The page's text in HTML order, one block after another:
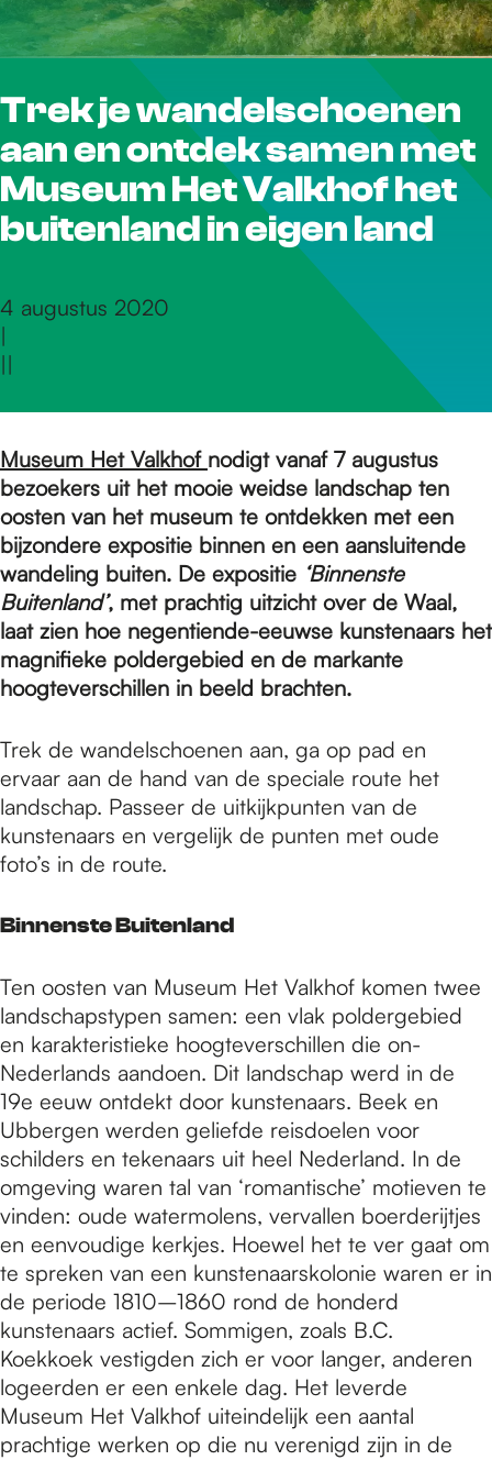
r
d
e
m
e
p
a
g
e
Trek je wandelschoenen
aan en ontdek samen met
Museum Het Valkhof het
buitenland in eigen land
4 augustus 2020
|
||
Museum Het Valkhof nodigt vanaf 7 augustus
bezoekers uit het mooie weidse landschap ten
oosten van het museum te ontdekken met een
bijzondere expositie binnen en een aansluitende
wandeling buiten. De expositie ‘Binnenste
Buitenland’, met prachtig uitzicht over de Waal,
laat zien hoe negentiende-eeuwse kunstenaars het
magnifieke poldergebied en de markante
hoogteverschillen in beeld brachten.
Trek de wandelschoenen aan, ga op pad en
ervaar aan de hand van de speciale route het
landschap. Passeer de uitkijkpunten van de
kunstenaars en vergelijk de punten met oude
foto’s in de route.
Binnenste Buitenland
Ten oosten van Museum Het Valkhof komen twee
landschapstypen samen: een vlak poldergebied
en karakteristieke hoogteverschillen die on-
Nederlands aandoen. Dit landschap werd in de
19e eeuw ontdekt door kunstenaars. Beek en
Ubbergen werden geliefde reisdoelen voor
schilders en tekenaars uit heel Nederland. In de
omgeving waren tal van ‘romantische’ motieven te
vinden: oude watermolens, vervallen boerderijtjes
en eenvoudige kerkjes. Hoewel het te ver gaat om
te spreken van een kunstenaarskolonie waren er in
de periode 1810–1860 rond de honderd
kunstenaars actief. Sommigen, zoals B.C.
Koekkoek vestigden zich er voor langer, anderen
logeerden er een enkele dag. Het leverde
Museum Het Valkhof uiteindelijk een aantal
prachtige werken op die nu verenigd zijn in de